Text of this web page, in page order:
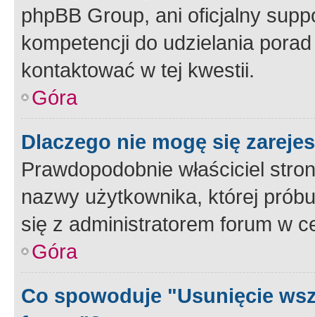
phpBB Group, ani oficjalny
kompetencji do udzielania
kontaktować w tej kwestii.
Góra
Dlaczego nie mogę się
Prawdopodobnie właściciel
nazwy użytkownika, której
się z administratorem forum w
Góra
Co spowoduje "Usunięcie